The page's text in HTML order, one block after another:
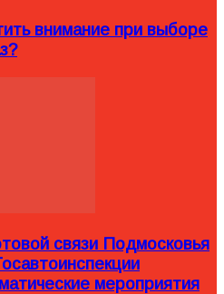
внимание при выборе
связи Подмосковья
мероприятия